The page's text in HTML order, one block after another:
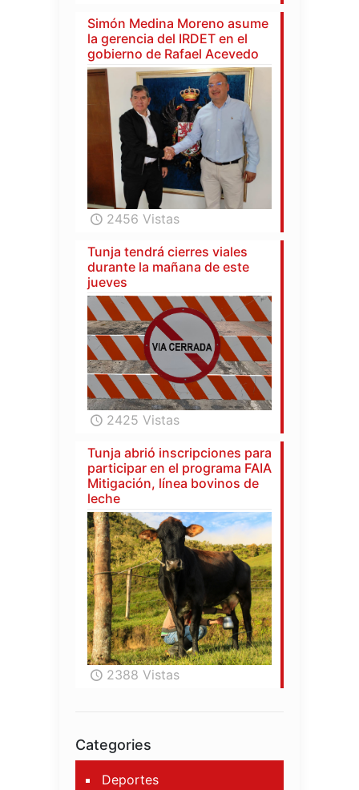
Simón Medina Moreno asume
la gerencia del IRDET en el
gobierno de Rafael Acevedo
2456 Vistas
Tunja tendrá cierres viales
durante la mañana de este
jueves
2425 Vistas
Tunja abrió inscripciones para
participar en el programa FAIA
Mitigación, línea bovinos de
leche
2388 Vistas
Categories
Deportes